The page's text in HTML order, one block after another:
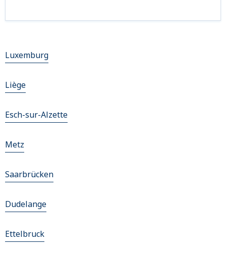
Luxemburg
Liège
Esch-sur-Alzette
Metz
Saarbrücken
Dudelange
Ettelbruck